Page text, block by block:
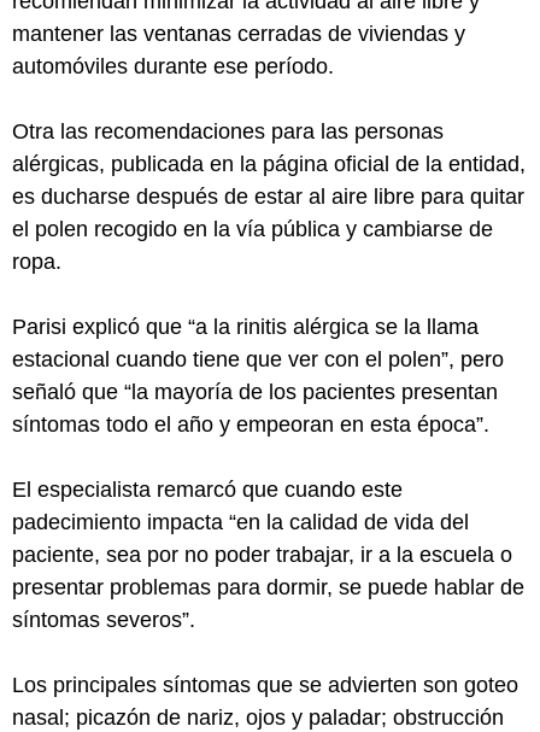
mantener las ventanas cerradas de viviendas y
automóviles durante ese período.
Otra las recomendaciones para las personas
alérgicas, publicada en la página oficial de la entidad,
es ducharse después de estar al aire libre para quitar
el polen recogido en la vía pública y cambiarse de
ropa.
Parisi explicó que “a la rinitis alérgica se la llama
estacional cuando tiene que ver con el polen”, pero
señaló que “la mayoría de los pacientes presentan
síntomas todo el año y empeoran en esta época”.
El especialista remarcó que cuando este
padecimiento impacta “en la calidad de vida del
paciente, sea por no poder trabajar, ir a la escuela o
presentar problemas para dormir, se puede hablar de
síntomas severos”.
Los principales síntomas que se advierten son goteo
nasal; picazón de nariz, ojos y paladar; obstrucción